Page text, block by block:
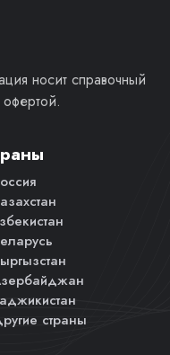
носит справочный
страны